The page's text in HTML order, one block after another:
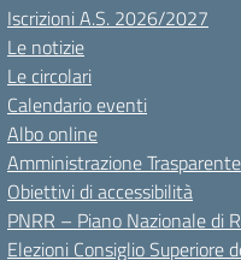
Iscrizioni A.S. 2026/2027
Le notizie
Le circolari
Calendario eventi
Albo online
Amministrazione Trasparente
Obiettivi di accessibilità
PNRR – Piano Nazionale di
Elezioni Consiglio Superiore